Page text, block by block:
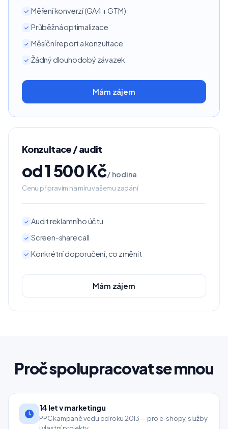
Měření konverzí (GA4 + GTM)
Průběžná optimalizace
Měsíční report a konzultace
Žádný dlouhodobý závazek
Mám zájem
Konzultace / audit
od 1 500 Kč/ hodina
Cenu připravím na míru vašemu zadání
Audit reklamního účtu
Screen-share call
Konkrétní doporučení, co změnit
Mám zájem
Proč spolupracovat se mnou
14 let v marketingu
PPC kampaně vedu od roku 2013 — pro e-shopy, služby